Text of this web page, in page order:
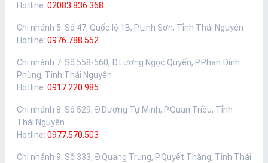
Hotline: 02083.836.368
Chi nhánh 5: Số 47, Quốc lộ 1B, P.Linh Sơn, Tỉnh Thái Nguyên
Hotline: 0976.788.552
Chi nhánh 7: Số 558-560, Đ.Lương Ngọc Quyến, P.Phan Đình
Phùng, Tỉnh Thái Nguyên
Hotline: 0917.220.985
Chi nhánh 8: Số 529, Đ.Dương Tự Minh, P.Quan Triều, Tỉnh
Thái Nguyên
Hotline: 0977.570.503
Chi nhánh 9: Số 333, Đ.Quang Trung, P.Quyết Thắng, Tỉnh Thái